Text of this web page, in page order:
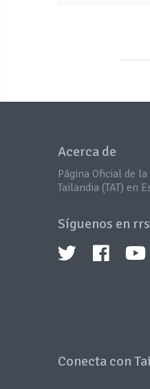
Acerca de
Página Oficial de
Tailandia (TAT) en
Síguenos en
Conecta con